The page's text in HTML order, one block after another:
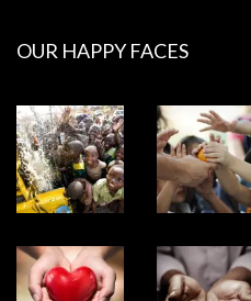
OUR HAPPY FACES